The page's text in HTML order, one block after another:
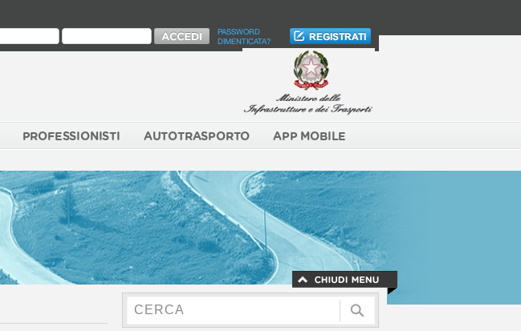
PASSWORD
DIMENTICATA?
PROFESSIONISTI AUTOTRASPORTO APP MOBILE